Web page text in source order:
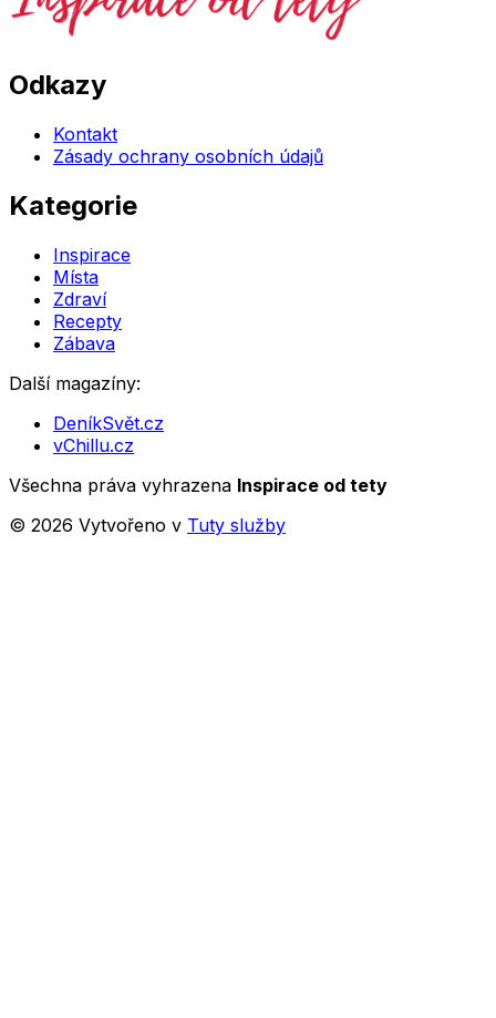
Odkazy
Kontakt
Zásady ochrany osobních údajů
Kategorie
Inspirace
Místa
Zdraví
Recepty
Zábava
Další magazíny:
DeníkSvět.cz
vChillu.cz
Všechna práva vyhrazena Inspirace od tety
© 2026 Vytvořeno v Tuty služby